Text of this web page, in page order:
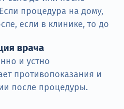
процедура на дому,
если в клинике, то до
врача
и устно
противопоказания и
после процедуры.